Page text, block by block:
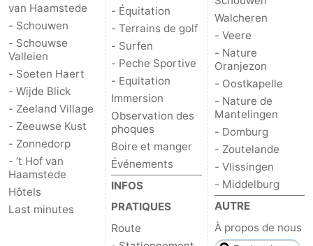
van Haamstede
- Schouwen
- Schouwse
Valleien
- Soeten Haert
- Wijde Blick
- Zeeland Village
- Zeeuwse Kust
- Zonnedorp
- ’t Hof van
Haamstede
Hôtels
Last minutes
- Équitation
- Terrains de golf
- Surfen
- Peche Sportive
- Equitation
Immersion
Observation des
phoques
Boire et manger
Événements
INFOS
PRATIQUES
Route
Walcheren
- Veere
- Nature
Oranjezon
- Oostkapelle
- Nature de
Mantelingen
- Domburg
- Zoutelande
- Vlissingen
- Middelburg
AUTRE
À propos de nous